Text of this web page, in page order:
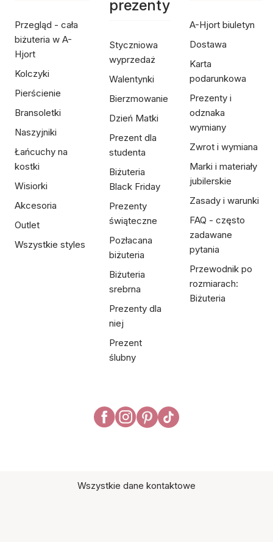
Przegląd - cała
biżuteria w A-
Hjort
Kolczyki
Pierścienie
Bransoletki
Naszyjniki
Łańcuchy na
kostki
Wisiorki
Akcesoria
Outlet
Wszystkie styles
prezenty
Styczniowa
wyprzedaż
Walentynki
Bierzmowanie
Dzień Matki
Prezent dla
studenta
Biżuteria
Black Friday
Prezenty
świąteczne
Pozłacana
biżuteria
Biżuteria
srebrna
Prezenty dla
niej
Prezent
ślubny
A-Hjort biuletyn
Dostawa
Karta
podarunkowa
Prezenty i
odznaka
wymiany
Zwrot i wymiana
Marki i materiały
jubilerskie
Zasady i warunki
FAQ - często
zadawane
pytania
Przewodnik po
rozmiarach:
Biżuteria
Wszystkie dane kontaktowe